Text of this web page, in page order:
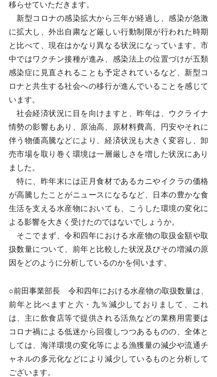
移らせていただきます。
新型コロナの感染拡大から三年が経過し、感染が急激
に拡大し、外出自粛など厳しい行動制限が行われた時期
と比べて、現在はかなり異なる状況になっています。市
中ではワクチン接種が進み、感染法上の位置づけが五類
感染症に見直されることも予定されているなど、新型コ
ロナと共生する社会への移行が進んでいることを感じて
います。
社会経済状況に目を向けますと、昨年は、ウクライナ
情勢の影響もあり、原油高、原材料費高、円安やそれに
伴う物価高騰などにより、経済状況も大きく変容し、卸
売市場を取り巻く環境は一層厳しさを増した状況にあり
ました。
特に、昨年末には正月食材であるカニやイクラの価格
が高騰したことがニュースになるなど、日本の豊かな食
生活を支える水産物においても、こうした環境の変化に
よる影響を大きく受けたのではないでしょうか。
そこでまず、令和四年における水産物の取扱金額や取
扱数量について、前年と比較した状況及びその増減の原
因をどのように分析しているのかを伺います。
○前田事業部長 令和四年における水産物の取扱数量は、
前年と比べますと六・九％減少しておりまして、これ
は、主に飲食店等で提供される活魚などの業務用需要は
コロナ禍による低迷から回復しつつあるものの、全体と
しては、海洋環境の変化等による漁獲量の減少や流通チ
ャネルの多元化などにより減少しているものと分析して
ございます。